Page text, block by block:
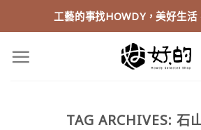
to
content
工藝的事找HOWDY，美好生活
TAG ARCHIVES: 石